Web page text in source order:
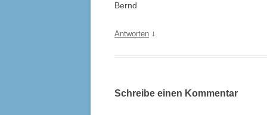
Bernd
Antworten ↓
Schreibe einen Kommentar